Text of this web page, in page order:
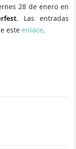
28 de enero en
. Las entradas
este enlace.